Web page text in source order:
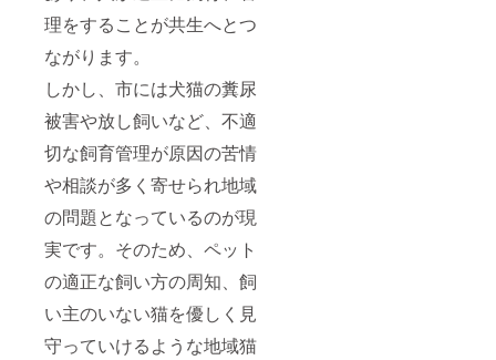
理をすることが共生へとつ
ながります。
しかし、市には犬猫の糞尿
被害や放し飼いなど、不適
切な飼育管理が原因の苦情
や相談が多く寄せられ地域
の問題となっているのが現
実です。そのため、ペット
の適正な飼い方の周知、飼
い主のいない猫を優しく見
守っていけるような地域猫